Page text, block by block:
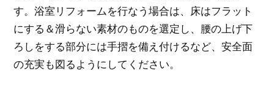
す。浴室リフォームを行なう場合は、床はフラット
にする＆滑らない素材のものを選定し、腰の上げ下
ろしをする部分には手摺を備え付けるなど、安全面
の充実も図るようにしてください。